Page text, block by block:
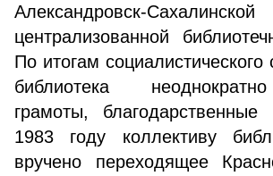
Александровск-Сахалинской
централизованной
По итогам социалистического
библиотека
грамоты,
1983 году коллективу
вручено переходящее